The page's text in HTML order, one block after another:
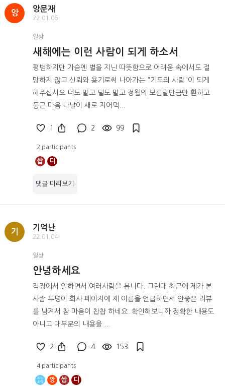
앙
앙문재
22.01.06
일상
새해에는 이런 사람이 되게 하소서
평범하지만 가슴엔 별을 지닌 따뜻함으로 어려움 속에서도 절
망하지 않고 신뢰와 용기로써 나아가는 "기도의 사람"이 되게
해주십시오 더도 말고 덜도 말고 정월의 보름달만큼만 환하고
둥근 마음 나날이 새로 지어먹...
1 2 99
2 participants
쌉 디
댓글 미리보기
기
기억난
22.01.04
일상
안녕하세요
직장에서 일하면서 여러사람을 봅니다. 그런대 최근에 제가 본
사람 두명이 회사 페이지에 제 이름을 언급하면서 안좋은 리뷰
를 남겨서 참 마음이 찹찹 하네요. 확인해보니까 정확한 내용도
아니고 대부분의 내용을 ...
2 4 153
4 participants
앙 쌉 디